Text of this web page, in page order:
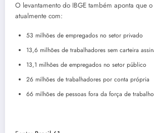
O levantamento do IBGE também aponta que
atualmente com:
53 milhões de empregados no setor privado
13,6 milhões de trabalhadores sem carteira
13,1 milhões de empregados no setor público
26 milhões de trabalhadores por conta própria
66 milhões de pessoas fora da força de trabalho